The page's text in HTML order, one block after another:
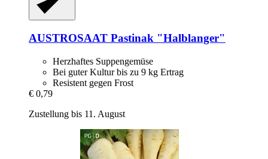
AUSTROSAAT Pastinak "Halblanger"
Herzhaftes Suppengemüse
Bei guter Kultur bis zu 9 kg Ertrag
Resistent gegen Frost
€ 0,79
Zustellung bis 11. August